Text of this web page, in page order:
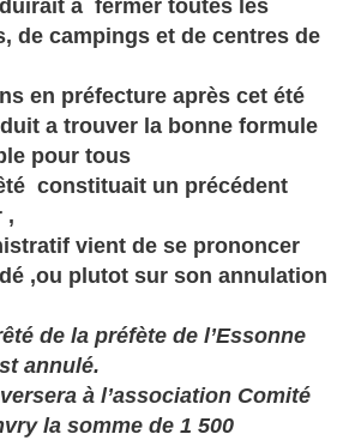
a fermer toutes les
de campings et de centres de
en préfecture après cet été
a trouver la bonne formule
pour tous
constituait un précédent
,
vient de se prononcer
,ou plutot sur son annulation
de la préfète de l’Essonne
annulé.
à l’association Comité
la somme de 1 500